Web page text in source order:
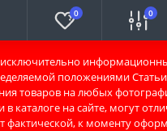
положениями Статьи
товаров на любых
каталоге на сайте, могут
к моменту
0 0